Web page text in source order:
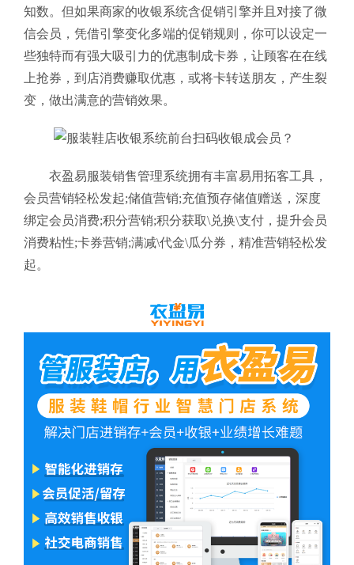
知数。但如果商家的收银系统含促销引擎并且对接了微
信会员，凭借引擎变化多端的促销规则，你可以设定一
些独特而有强大吸引力的优惠制成卡券，让顾客在在线
上抢券，到店消费赚取优惠，或将卡转送朋友，产生裂
变，做出满意的营销效果。
衣盈易服装销售管理系统拥有丰富易用拓客工具，
会员营销轻松发起;储值营销;充值预存储值赠送，深度
绑定会员消费;积分营销;积分获取\兑换\支付，提升会员
消费粘性;卡券营销;满减\代金\瓜分券，精准营销轻松发
起。